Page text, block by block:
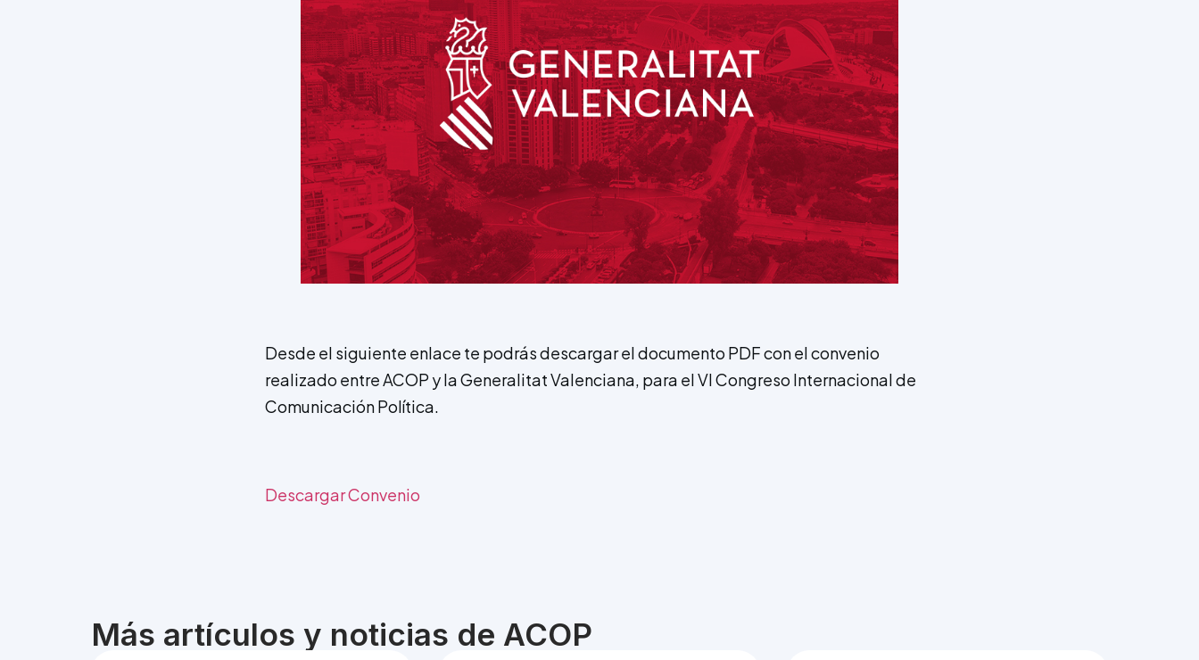
Desde el siguiente enlace te podrás descargar el documento PDF con el convenio
realizado entre ACOP y la Generalitat Valenciana, para el VI Congreso Internacional de
Comunicación Política.
Descargar Convenio
Más artículos y noticias de ACOP